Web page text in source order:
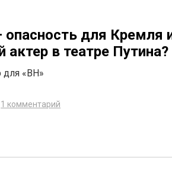
опасность для Кремля
в театре Путина?
«ВН»
1 комментарий